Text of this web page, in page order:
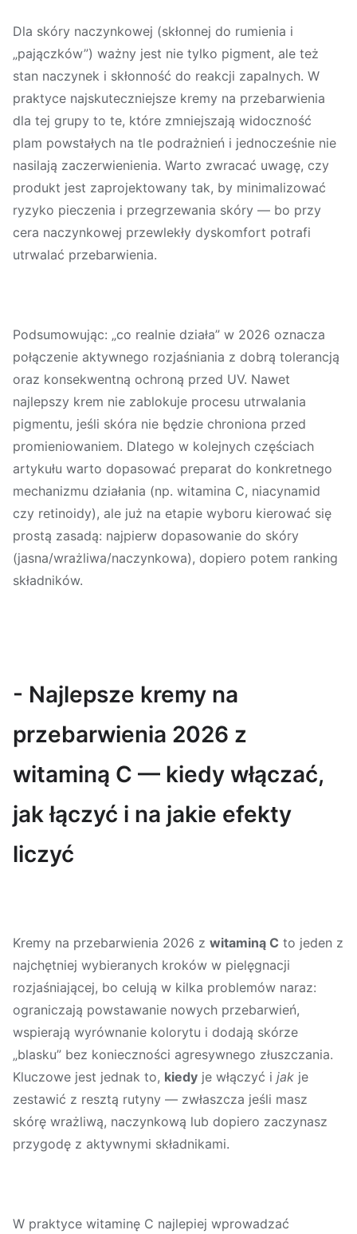
Dla skóry naczynkowej (skłonnej do rumienia i
„pajączków”) ważny jest nie tylko pigment, ale też
stan naczynek i skłonność do reakcji zapalnych. W
praktyce najskuteczniejsze kremy na przebarwienia
dla tej grupy to te, które zmniejszają widoczność
plam powstałych na tle podrażnień i jednocześnie nie
nasilają zaczerwienienia. Warto zwracać uwagę, czy
produkt jest zaprojektowany tak, by minimalizować
ryzyko pieczenia i przegrzewania skóry — bo przy
cera naczynkowej przewlekły dyskomfort potrafi
utrwalać przebarwienia.
Podsumowując: „co realnie działa” w 2026 oznacza
połączenie aktywnego rozjaśniania z dobrą tolerancją
oraz konsekwentną ochroną przed UV. Nawet
najlepszy krem nie zablokuje procesu utrwalania
pigmentu, jeśli skóra nie będzie chroniona przed
promieniowaniem. Dlatego w kolejnych częściach
artykułu warto dopasować preparat do konkretnego
mechanizmu działania (np. witamina C, niacynamid
czy retinoidy), ale już na etapie wyboru kierować się
prostą zasadą: najpierw dopasowanie do skóry
(jasna/wrażliwa/naczynkowa), dopiero potem ranking
składników.
- Najlepsze kremy na
przebarwienia 2026 z
witaminą C — kiedy włączać,
jak łączyć i na jakie efekty
liczyć
Kremy na przebarwienia 2026 z witaminą C to jeden z
najchętniej wybieranych kroków w pielęgnacji
rozjaśniającej, bo celują w kilka problemów naraz:
ograniczają powstawanie nowych przebarwień,
wspierają wyrównanie kolorytu i dodają skórze
„blasku” bez konieczności agresywnego złuszczania.
Kluczowe jest jednak to, kiedy je włączyć i jak je
zestawić z resztą rutyny — zwłaszcza jeśli masz
skórę wrażliwą, naczynkową lub dopiero zaczynasz
przygodę z aktywnymi składnikami.
W praktyce witaminę C najlepiej wprowadzać